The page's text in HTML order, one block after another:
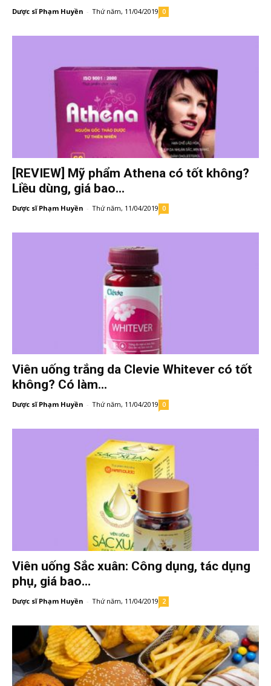
Dược sĩ Phạm Huyền - Thứ năm, 11/04/2019 0
[REVIEW] Mỹ phẩm Athena có tốt không?
Liều dùng, giá bao...
Dược sĩ Phạm Huyền - Thứ năm, 11/04/2019 0
Viên uống trắng da Clevie Whitever có tốt
không? Có làm...
Dược sĩ Phạm Huyền - Thứ năm, 11/04/2019 0
Viên uống Sắc xuân: Công dụng, tác dụng
phụ, giá bao...
Dược sĩ Phạm Huyền - Thứ năm, 11/04/2019 2